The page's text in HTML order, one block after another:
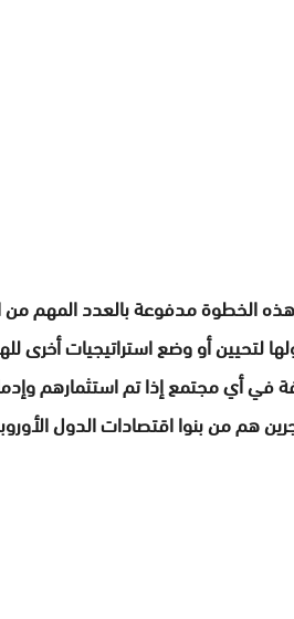
الخطوة مدفوعة بالعدد المهم من
أو وضع استراتيجيات أخرى
في أي مجتمع إذا تم استثمارهم
هم من بنوا اقتصادات الدول